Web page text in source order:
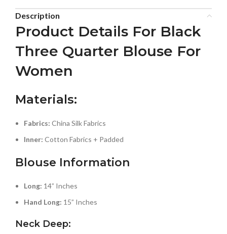
Description
Product Details For Black
Three Quarter Blouse For
Women
Materials:
Fabrics: China Silk Fabrics
Inner: Cotton Fabrics + Padded
Blouse Information
Long: 14” Inches
Hand Long: 15” Inches
Neck Deep: